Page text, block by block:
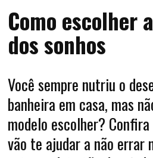
Como escolher
dos sonhos
Você sempre nutriu o
banheira em casa, mas
modelo escolher?
vão te ajudar a não errar